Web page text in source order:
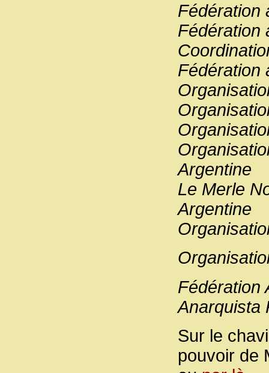
Fédération
Fédération
Fédération
Argentine
Le Merle
Argentine
Fédération
Anarquista
Sur le
pouvoir de